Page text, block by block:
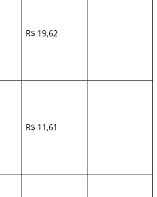
R$ 19,62
R$ 11,61